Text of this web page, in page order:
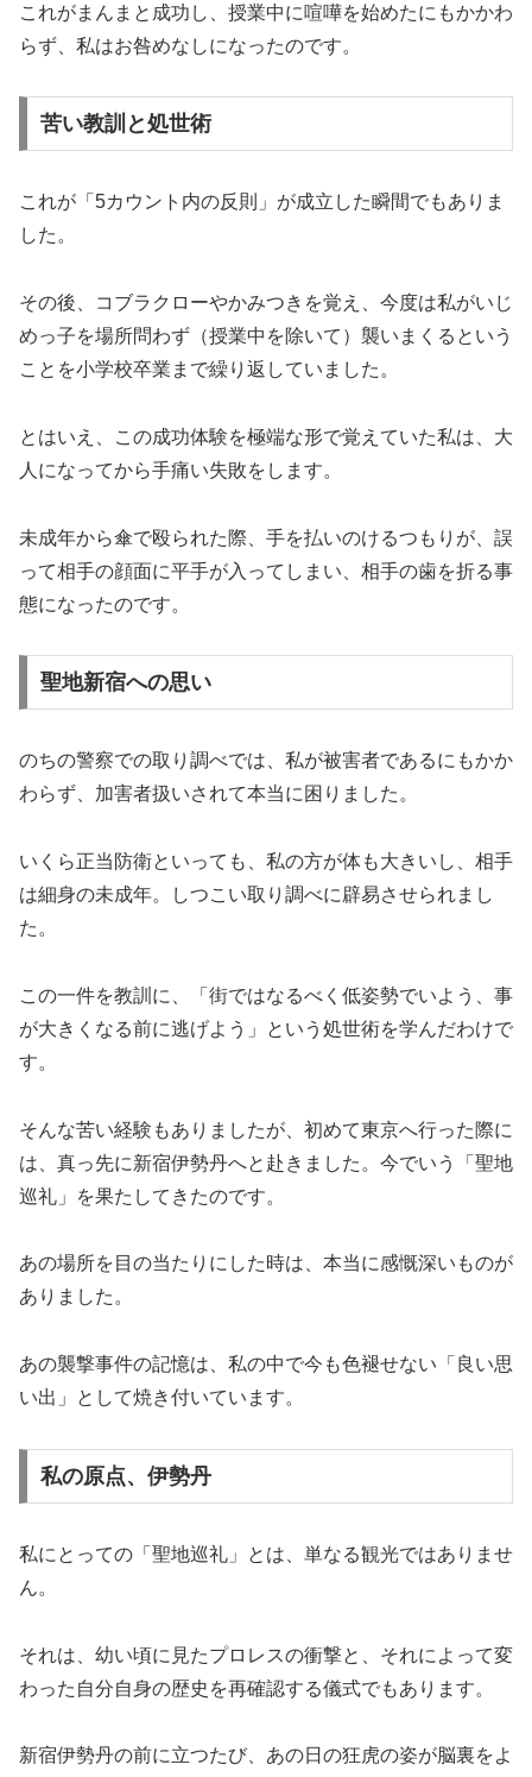
これがまんまと成功し、授業中に喧嘩を始めたにもかかわ
らず、私はお咎めなしになったのです。
苦い教訓と処世術
これが「5カウント内の反則」が成立した瞬間でもありま
した。
その後、コブラクローやかみつきを覚え、今度は私がいじ
めっ子を場所問わず（授業中を除いて）襲いまくるという
ことを小学校卒業まで繰り返していました。
とはいえ、この成功体験を極端な形で覚えていた私は、大
人になってから手痛い失敗をします。
未成年から傘で殴られた際、手を払いのけるつもりが、誤
って相手の顔面に平手が入ってしまい、相手の歯を折る事
態になったのです。
聖地新宿への思い
のちの警察での取り調べでは、私が被害者であるにもかか
わらず、加害者扱いされて本当に困りました。
いくら正当防衛といっても、私の方が体も大きいし、相手
は細身の未成年。しつこい取り調べに辟易させられまし
た。
この一件を教訓に、「街ではなるべく低姿勢でいよう、事
が大きくなる前に逃げよう」という処世術を学んだわけで
す。
そんな苦い経験もありましたが、初めて東京へ行った際に
は、真っ先に新宿伊勢丹へと赴きました。今でいう「聖地
巡礼」を果たしてきたのです。
あの場所を目の当たりにした時は、本当に感慨深いものが
ありました。
あの襲撃事件の記憶は、私の中で今も色褪せない「良い思
い出」として焼き付いています。
私の原点、伊勢丹
私にとっての「聖地巡礼」とは、単なる観光ではありませ
ん。
それは、幼い頃に見たプロレスの衝撃と、それによって変
わった自分自身の歴史を再確認する儀式でもあります。
新宿伊勢丹の前に立つたび、あの日の狂虎の姿が脳裏をよ